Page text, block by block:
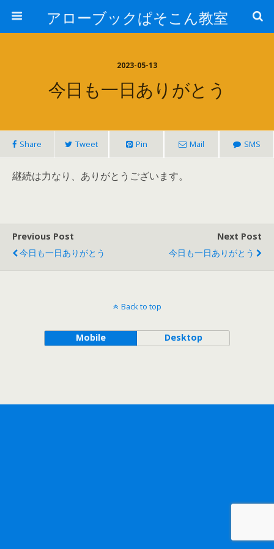
アローブックぱそこん教室
2023-05-13
今日も一日ありがとう
Share Tweet Pin Mail SMS
継続は力なり、ありがとうございます。
Previous Post
今日も一日ありがとう
Next Post
今日も一日ありがとう
Back to top
Mobile Desktop